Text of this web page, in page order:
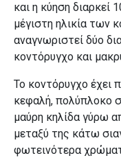
και η κύηση διαρκεί
μέγιστη ηλικία των
αναγνωριστεί δύο
κοντόρυγχο και
Το κοντόρυγχο έχει
κεφαλή, πολύπλοκο
μαύρη κηλίδα γύρω
μεταξύ της κάτω
φωτεινότερα